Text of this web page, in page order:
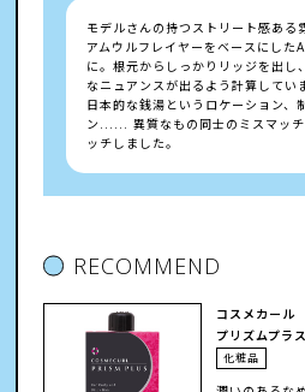
モデルさんの持つストリート感ある
アムウルフレイヤーをベースにした
に。根元からしっかりリッジを出し
なニュアンスが出るよう計算してい
日本的な銭湯というロケーション、
ン...... 異質なもの同士のミスマッ
ッチしました。
RECOMMEND
コスメカール
プリズムプラ
化粧品